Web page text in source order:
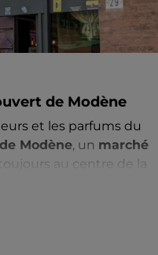
de Modène
et les parfums du
Modène, un marché
au centre de la
tous les